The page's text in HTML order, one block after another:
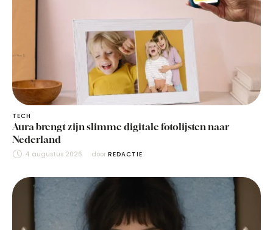
TECH
Aura brengt zijn slimme digitale fotolijsten naar
Nederland
4 augustus 2026 door REDACTIE